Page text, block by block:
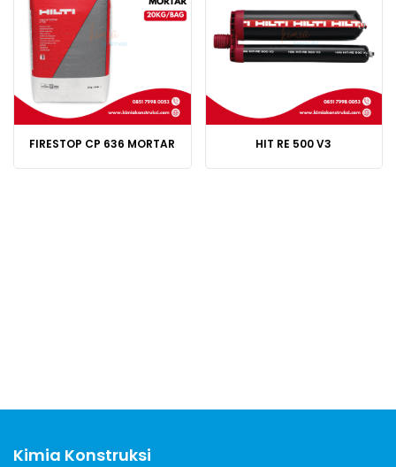
FIRESTOP CP 636 MORTAR HIT RE 500 V3
Kimia Konstruksi